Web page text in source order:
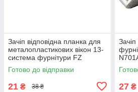
Зачіп відповідна планка для
металопластикових вікон 13-
система фурнітури FZ
Готово до відправки
21 ₴ 38 ₴ 27 ₴